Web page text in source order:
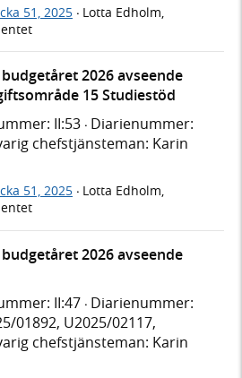
51, 2025 · Lotta Edholm,
2026 avseende
15 Studiestöd
II:53 · Diarienummer:
chefstjänsteman: Karin
51, 2025 · Lotta Edholm,
2026 avseende
II:47 · Diarienummer:
01892, U2025/02117,
chefstjänsteman: Karin